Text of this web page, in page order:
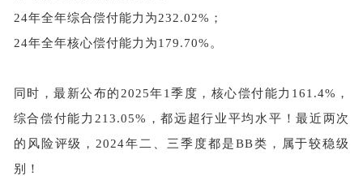
24年全年综合偿付能力为232.02%；
24年全年核心偿付能力为179.70%。
同时，最新公布的2025年1季度，核心偿付能力161.4%，
综合偿付能力213.05%，都远超行业平均水平！最近两次
的风险评级，2024年二、三季度都是BB类，属于较稳级
别！